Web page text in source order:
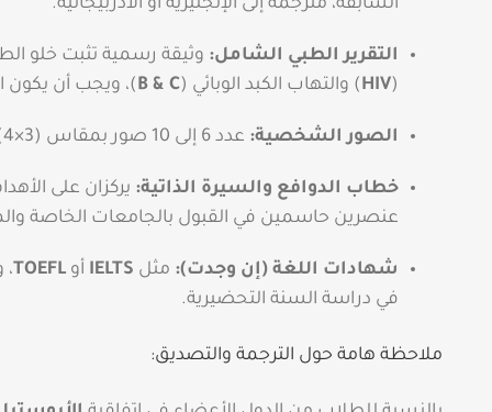
السابقة، مترجمة إلى الإنجليزية أو الأذربيجانية.
التقرير الطبي الشامل: وثيقة رسمية تثبت خلو
(
HIV) والتهاب الكبد الوبائي (B & C)، ويجب أن يكون
الصور الشخصية: عدد 6 إلى 10 صور بمقاس (3×4) بخلفية بيضاء، يفضل أن تكون حديثة جداً.
خطاب الدوافع والسيرة الذاتية: يركزان على
عنصرين حاسمين في القبول بالجامعات الخاصة
شهادات اللغة (إن وجدت): مثل IELTS أو TOEFL،
في دراسة السنة التحضيرية.
ملاحظة هامة حول الترجمة والتصديق: